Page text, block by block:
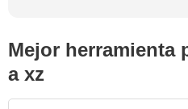
Mejor herramienta
a xz